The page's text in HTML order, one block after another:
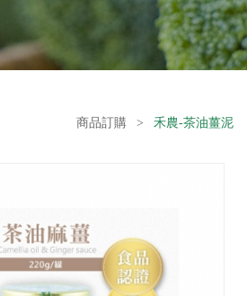
商品訂購 > 禾農-茶油薑泥